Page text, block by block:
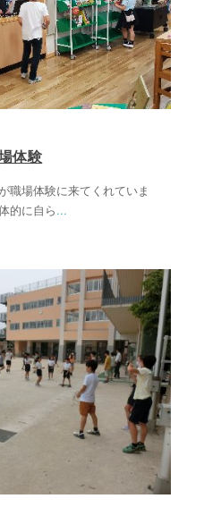
体験
職場体験に来てくれていま
的に自ら...